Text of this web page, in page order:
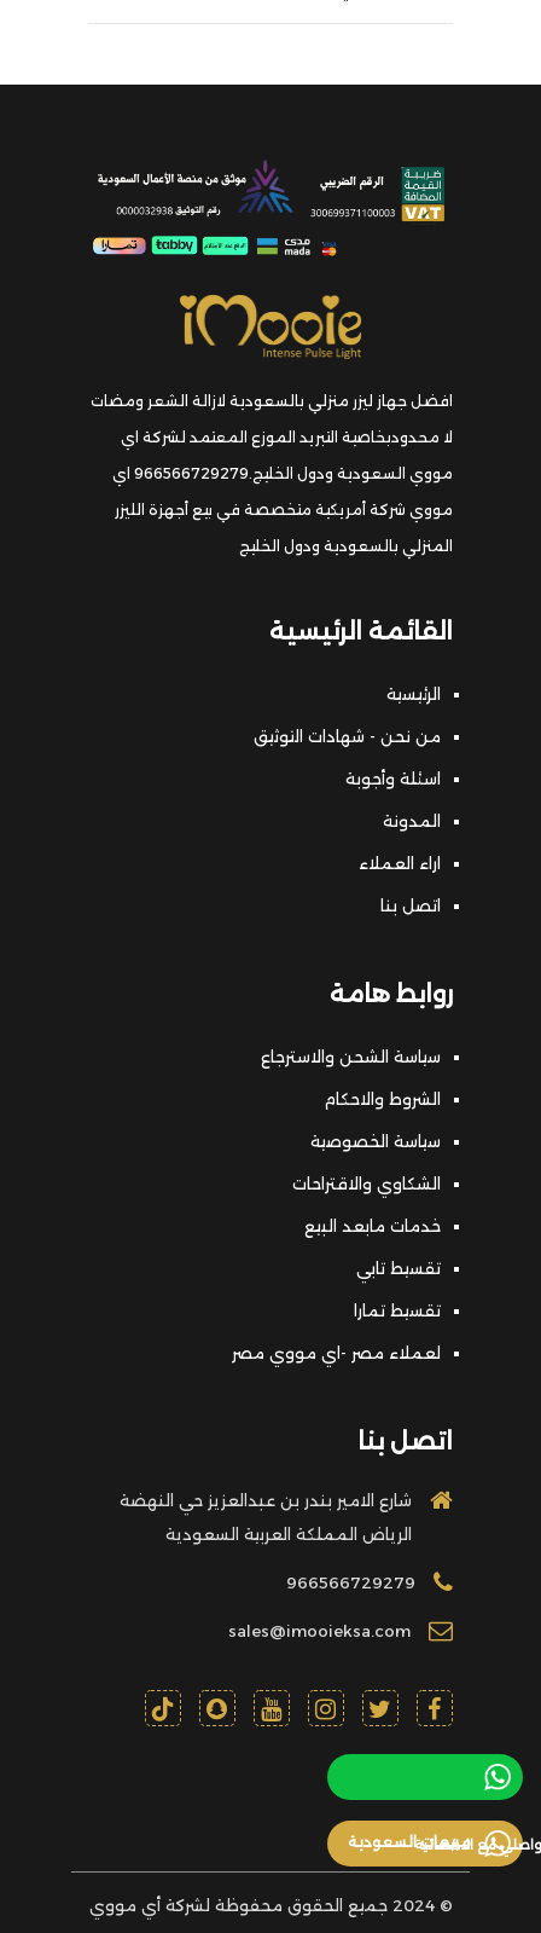
افضل جهاز ليزر منزلي بالسعودية لازالة الشعر ومضات
لا محدودبخاصية التبريد الموزع المعتمد لشركة اي
مووي السعودية ودول الخليج.966566729279 اي
مووي شركة أمريكية متخصصة في بيع أجهزة الليزر
المنزلي بالسعودية ودول الخليج
القائمة الرئيسية
الرئيسية
من نحن - شهادات التوثيق
اسئلة وأجوبة
المدونة
اراء العملاء
اتصل بنا
روابط هامة
سياسة الشحن والاسترجاع
الشروط والاحكام
سياسة الخصوصية
الشكاوي والاقتراحات
خدمات مابعد البيع
تقسيط تابي
تقسيط تمارا
لعملاء مصر -اي مووي مصر
اتصل بنا
شارع الامير بندر بن عبدالعزيز حي النهضة
الرياض المملكة العربية السعودية
966566729279
sales@imooieksa.com
© 2024 جميع الحقوق محفوظة لشركة أي مووي
مبيعات السعودية
مع الاخصائية